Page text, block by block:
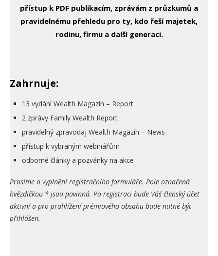
přístup k PDF publikacím, zprávám z průzkumů a
pravidelnému přehledu pro ty, kdo řeší majetek,
rodinu, firmu a další generaci.
Zahrnuje:
13 vydání Wealth Magazín – Report
2 zprávy Family Wealth Report
pravidelný zpravodaj Wealth Magazín – News
přístup k vybraným webinářům
odborné články a pozvánky na akce
Prosíme o vyplnění registračního formuláře. Pole označená
hvězdičkou * jsou povinná. Po registraci bude Váš členský účet
aktivní a pro prohlížení prémiového obsahu bude nutné být
přihlášen.